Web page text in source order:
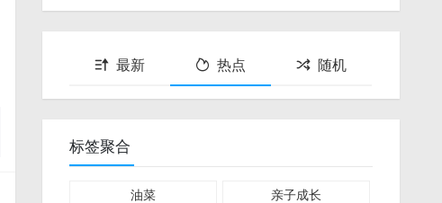
最新 热点 随机
标签聚合
油菜 亲子成长